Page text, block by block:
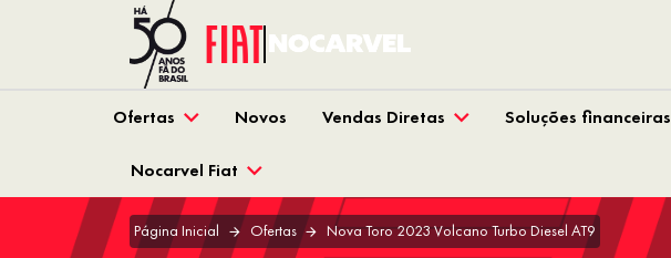
Ofertas Novos Vendas Diretas Soluções financeiras
Nocarvel Fiat
Página Inicial Ofertas Nova Toro 2023 Volcano Turbo Diesel AT9